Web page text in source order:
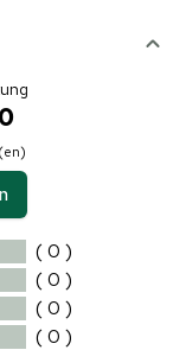
0
( 0 )
( 0 )
( 0 )
( 0 )